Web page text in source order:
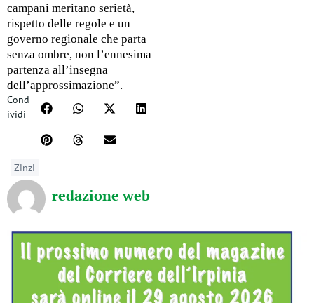
campani meritano serietà,
rispetto delle regole e un
governo regionale che parta
senza ombre, non l’ennesima
partenza all’insegna
dell’approssimazione”.
Cond
ividi
Zinzi
redazione web